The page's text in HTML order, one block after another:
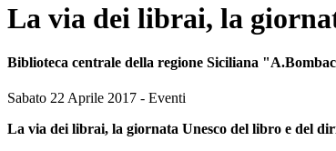
La via dei librai, la
Biblioteca centrale della regione Siciliana
Sabato 22 Aprile 2017 - Eventi
La via dei librai, la giornata Unesco del libro e del